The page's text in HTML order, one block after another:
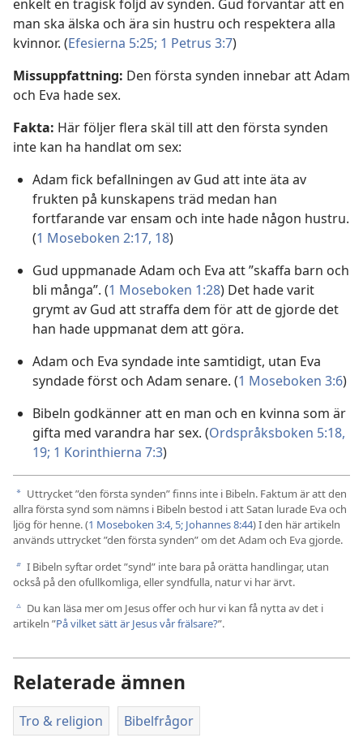
enkelt en tragisk följd av synden. Gud förväntar att en
man ska älska och ära sin hustru och respektera alla
kvinnor. (Efesierna 5:25; 1 Petrus 3:7)
Missuppfattning: Den första synden innebar att Adam
och Eva hade sex.
Fakta: Här följer flera skäl till att den första synden
inte kan ha handlat om sex:
Adam fick befallningen av Gud att inte äta av
frukten på kunskapens träd medan han
fortfarande var ensam och inte hade någon hustru.
(1 Moseboken 2:17, 18)
Gud uppmanade Adam och Eva att ”skaffa barn och
bli många”. (1 Moseboken 1:28) Det hade varit
grymt av Gud att straffa dem för att de gjorde det
han hade uppmanat dem att göra.
Adam och Eva syndade inte samtidigt, utan Eva
syndade först och Adam senare. (1 Moseboken 3:6)
Bibeln godkänner att en man och en kvinna som är
gifta med varandra har sex. (Ordspråksboken 5:18,
19; 1 Korinthierna 7:3)
a Uttrycket ”den första synden” finns inte i Bibeln. Faktum är att den
allra första synd som nämns i Bibeln bestod i att Satan lurade Eva och
ljög för henne. (1 Moseboken 3:4, 5; Johannes 8:44) I den här artikeln
används uttrycket ”den första synden” om det Adam och Eva gjorde.
b I Bibeln syftar ordet ”synd” inte bara på orätta handlingar, utan
också på den ofullkomliga, eller syndfulla, natur vi har ärvt.
c Du kan läsa mer om Jesus offer och hur vi kan få nytta av det i
artikeln ”På vilket sätt är Jesus vår frälsare?”.
Relaterade ämnen
Tro & religion Bibelfrågor